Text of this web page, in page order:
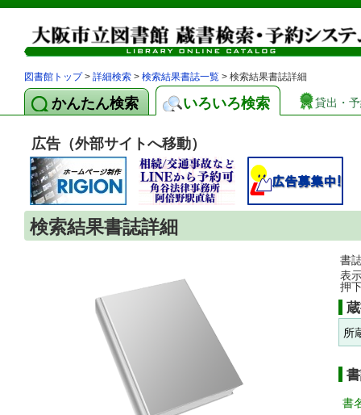
図書館トップ> 詳細検索 > 検索結果書誌一覧 > 検索結果書誌詳細
かんたん検索 いろいろ検索 貸出・
広告（外部サイトへ移動）
検索結果書誌詳細
書
表
押
所
書